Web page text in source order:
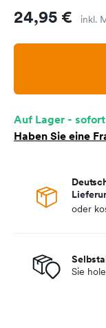
Preis
24,95 € inkl.
Auf Lager -
Haben Sie eine
oder
Sie